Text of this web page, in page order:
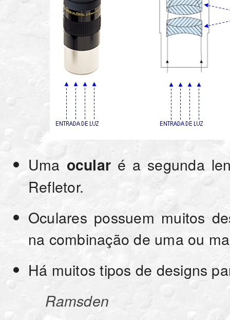
Uma ocular é a segunda
Refletor.
Oculares possuem muitos
na combinação de uma ou
Há muitos tipos de designs
Ramsden